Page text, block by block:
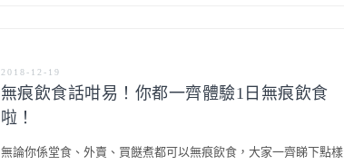
2018-12-19
無痕飲食話咁易！你都一齊體驗1日無痕飲食
啦！
無論你係堂食、外賣、買餸煮都可以無痕飲食，大家一齊睇下點樣